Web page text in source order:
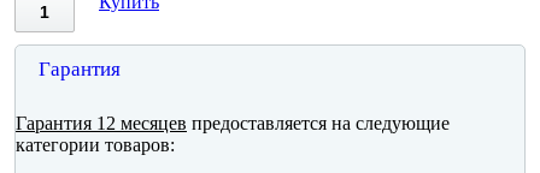
Гарантия
Гарантия 12 месяцев предоставляется на следующие
категории товаров: